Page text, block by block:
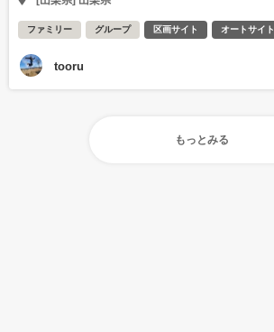
ファミリー グループ 区画サイト オートサイト
tooru
もっとみる